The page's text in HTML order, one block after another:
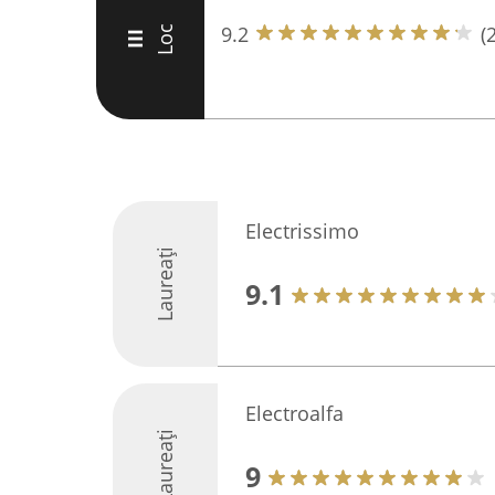
III Loc
9.2
Laureați
Electrissimo
9.1
Laureați
Electroalfa
9